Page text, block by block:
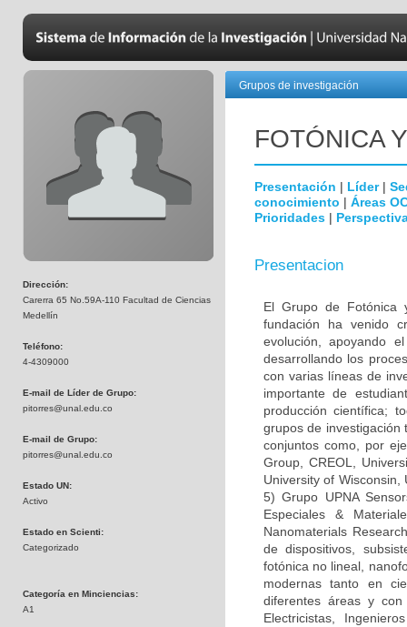
Dirección:
Carerra 65 No.59A-110 Facultad de Ciencias
Medellín
Teléfono:
4-4309000
E-mail de Líder de Grupo:
pitorres@unal.edu.co
E-mail de Grupo:
pitorres@unal.edu.co
Estado UN:
Activo
Estado en Scienti:
Categorizado
Categoría en Minciencias:
A1
Grupos de investigación
FOTÓNICA
Presentación | Líder|
conocimiento | Áreas
Prioridades |
Presentacion
El Grupo de Fotónica
fundación ha venido
evolución, apoyando
desarrollando los
con varias líneas de
importante de
producción científica;
grupos de investigación
conjuntos como, por
Group, CREOL,
University of
5) Grupo UPNA
Especiales &
Nanomaterials
de dispositivos,
fotónica no lineal,
modernas tanto en
diferentes áreas y con
Electricistas,